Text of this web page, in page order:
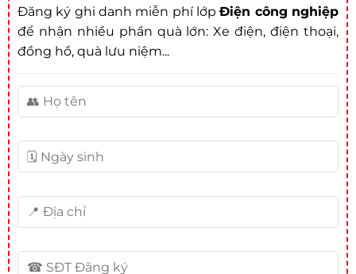
Đăng ký ghi danh miễn phí lớpĐiện công nghiệp
để nhận nhiều phần quà lớn: Xe điện, điện thoại,
đồng hồ, quà lưu niệm...